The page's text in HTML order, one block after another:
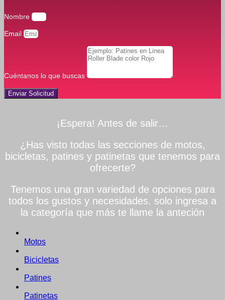
Nombre
Email
Cuéntanos lo que buscas
Enviar Solicitud
¡Espera! Antes de salir…
¿Has visto todas las secciones de motos,
bicicletas, patines y patinetas que tenemos para
ofrecerte?
Tenemos una gran variedad de opciones para
todos los gustos y necesidades. solo ingresa a
la categoría que más te llame la anteción
Motos
Bicicletas
Patines
Patinetas